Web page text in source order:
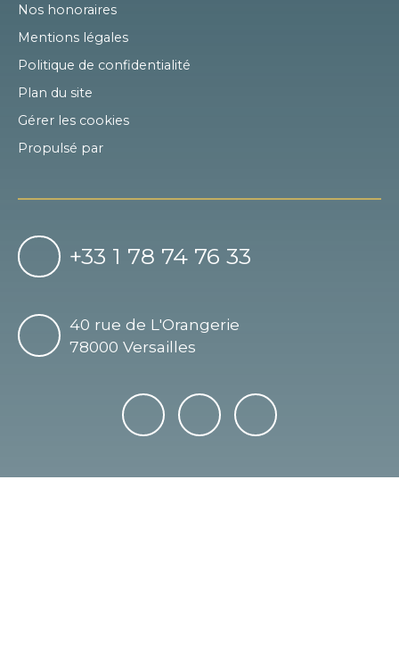
Nos honoraires
Mentions légales
Politique de confidentialité
Plan du site
Gérer les cookies
Propulsé par
+33 1 78 74 76 33
40 rue de L'Orangerie
78000 Versailles